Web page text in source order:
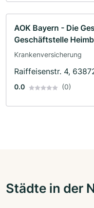
AOK Bayern - Die
Geschäftstelle
Krankenversicherung
Raiffeisenstr. 4,
0.0 (0)
Städte in der